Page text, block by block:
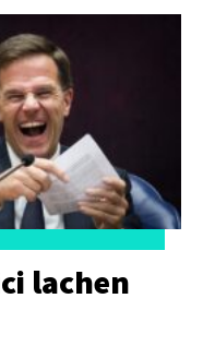
lachen